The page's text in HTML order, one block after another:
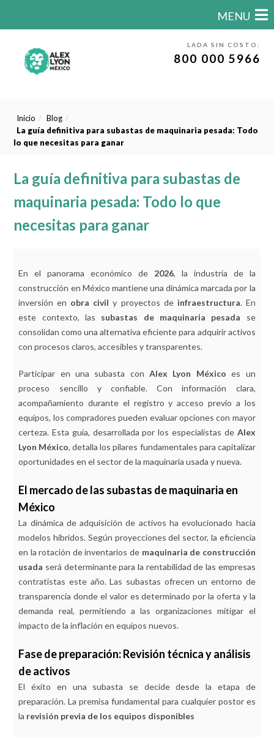
MENU
LADA SIN COSTO:
800 000 5966
Inicio
Blog
La guía definitiva para subastas de maquinaria pesada: Todo
lo que necesitas para ganar
La guía definitiva para subastas de
maquinaria pesada: Todo lo que
necesitas para ganar
En el panorama económico de 2026, la industria de la
construcción en México mantiene una dinámica marcada por la
inversión en obra civil y proyectos de infraestructura. En
este contexto, las subastas de maquinaria pesada se
consolidan como una alternativa eficiente para adquirir activos
con procesos claros, accesibles y transparentes.
Participar en una subasta conAlex Lyon México es un
proceso sencillo y confiable. Con información clara,
acompañamiento durante el registro y acceso previo a los
equipos, los compradores pueden evaluar opciones con mayor
certeza. Esta guía, desarrollada por los especialistas de Alex
Lyon México, detalla los pilares fundamentales para capitalizar
oportunidades en el sector de la maquinaria usada y nueva.
El mercado de las subastas de maquinaria en
México
La dinámica de adquisición de activos ha evolucionado hacia
modelos híbridos. Según proyecciones del sector, la eficiencia
en la rotación de inventarios de maquinaria de construcción
usada será determinante para la rentabilidad de las empresas
contratistas este año. Las subastas ofrecen un entorno de
transparencia donde el valor es determinado por la oferta y la
demanda real, permitiendo a las organizaciones mitigar el
impacto de la inflación en equipos nuevos.
Fase de preparación: Revisión técnica y análisis
de activos
El éxito en una subasta se decide desde la etapa de
preparación. La premisa fundamental para cualquier postor es
la revisión previa de los equipos disponibles